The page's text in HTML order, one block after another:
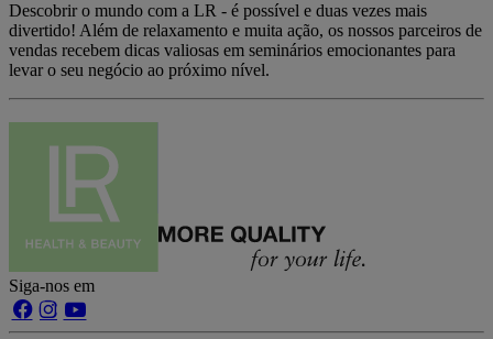
Descobrir o mundo com a LR - é possível e duas vezes mais
divertido! Além de relaxamento e muita ação, os nossos parceiros de
vendas recebem dicas valiosas em seminários emocionantes para
levar o seu negócio ao próximo nível.
Siga-nos em